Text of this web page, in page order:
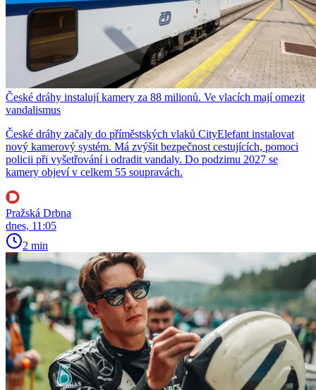
České dráhy instalují kamery za 88 milionů. Ve vlacích mají omezit
vandalismus
České dráhy začaly do příměstských vlaků CityElefant instalovat
nový kamerový systém. Má zvýšit bezpečnost cestujících, pomoci
policii při vyšetřování i odradit vandaly. Do podzimu 2027 se
kamery objeví v celkem 55 soupravách.
Pražská Drbna
dnes, 11:05
2 min